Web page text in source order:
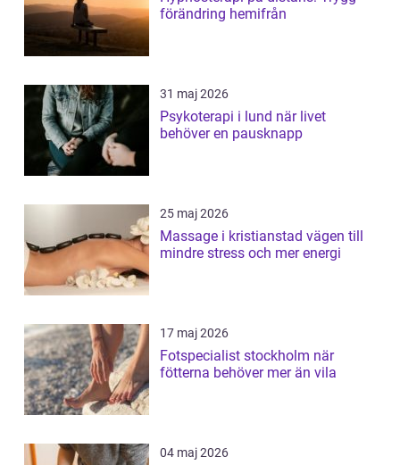
förändring hemifrån
31 maj 2026
Psykoterapi i lund när livet
behöver en pausknapp
25 maj 2026
Massage i kristianstad vägen till
mindre stress och mer energi
17 maj 2026
Fotspecialist stockholm när
fötterna behöver mer än vila
04 maj 2026